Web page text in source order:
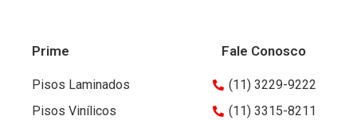
Prime
Pisos Laminados
Pisos Vinílicos
Fale Conosco
(11) 3229-9222
(11) 3315-8211